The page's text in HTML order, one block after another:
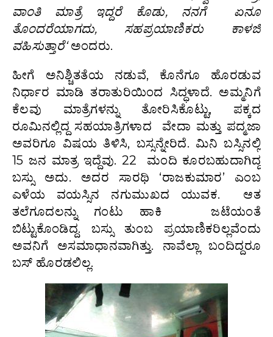
ವಾಂತಿ ಮಾತ್ರೆ
ಇದ್ದರೆ ಕೊಡು, ನನಗೆ
ಏನೂ
ತೊಂದರೆಯಾಗದು, ಸಹಪ್ರಯಾಣಿಕರು
ಕಾಳಜಿ
ವಹಿಸುತ್ತಾರೆ‘ಅಂದರು.
ಹೀಗೆ ಅನಿಶ್ಚಿತತೆಯ ನಡುವೆ, ಕೊನೆಗೂ ಹೊರಡುವ
ನಿರ್ಧಾರ ಮಾಡಿ ತರಾತುರಿಯಿಂದ ಸಿದ್ಧಳಾದೆ. ಅಮ್ಮನಿಗೆ
ಕೆಲವು ಮಾತ್ರೆಗಳನ್ನು ತೋರಿಸಿಕೊಟ್ಟು, ಪಕ್ಕದ
ರೂಮಿನಲ್ಲಿದ್ದ ಸಹಯಾತ್ರಿಗಳಾದ ವೇದಾ ಮತ್ತು ಪದ್ಮಜಾ
ಅವರಿಗೂ ವಿಷಯ ತಿಳಿಸಿ, ಬಸ್ಸನ್ನೇರಿದೆ. ಮಿನಿ ಬಸ್ಸಿನಲ್ಲಿ
15 ಜನ ಮಾತ್ರ ಇದ್ದೆವು. 22 ಮಂದಿ ಕೂರಬಹುದಾಗಿದ್ದ
ಬಸ್ಸು ಅದು. ಅದರ ಸಾರಥಿ ‘ರಾಜಕುಮಾರ’ ಎಂಬ
ಎಳೆಯ ವಯಸ್ಸಿನ ನಗುಮುಖದ ಯುವಕ. ಆತ
ತಲೆಗೂದಲನ್ನು ಗಂಟು ಹಾಕಿ ಜಟೆಯಂತೆ
ಬಿಟ್ಟುಕೊಂಡಿದ್ದ. ಬಸ್ಸು ತುಂಬ ಪ್ರಯಾಣಿಕರಿಲ್ಲವೆಂದು
ಅವನಿಗೆ ಅಸಮಾಧಾನವಾಗಿತ್ತು. ನಾವೆಲ್ಲಾ ಬಂದಿದ್ದರೂ
ಬಸ್ ಹೊರಡಲಿಲ್ಲ.